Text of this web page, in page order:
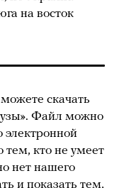
на восток
скачать
Файл можно
электронной
тем, кто не умеет
нет нашего
и показать тем,